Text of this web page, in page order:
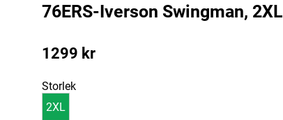
76ERS-Iverson Swingman, 2XL
1299 kr
Storlek
2XL